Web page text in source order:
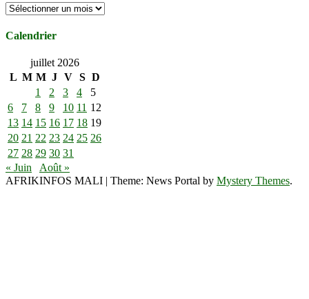
Archives
Calendrier
juillet 2026
L M M J V S D
1
2 3 4
5
6
7 8 9 10 11 12
13 14 15 16 17 18 19
20 21 22 23 24 25 26
27 28 29 30 31
« Juin
Août »
AFRIKINFOS MALI
Theme: News Portal by Mystery Themes.